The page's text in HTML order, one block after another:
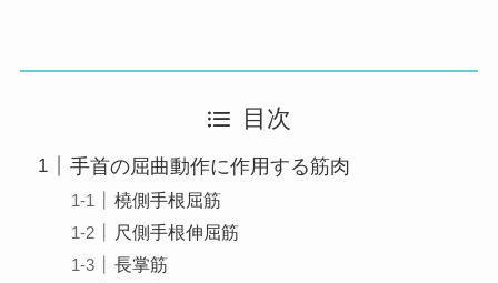
目次
手首の屈曲動作に作用する筋肉
橈側手根屈筋
尺側手根伸屈筋
長掌筋